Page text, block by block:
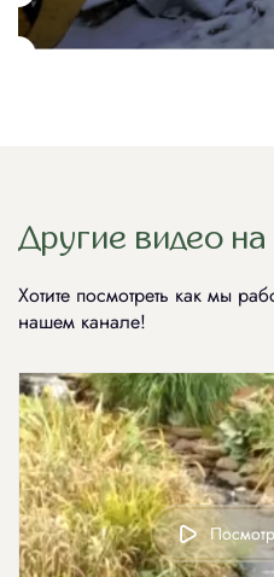
Другие видео
Хотите посмотреть как мы
нашем канале!